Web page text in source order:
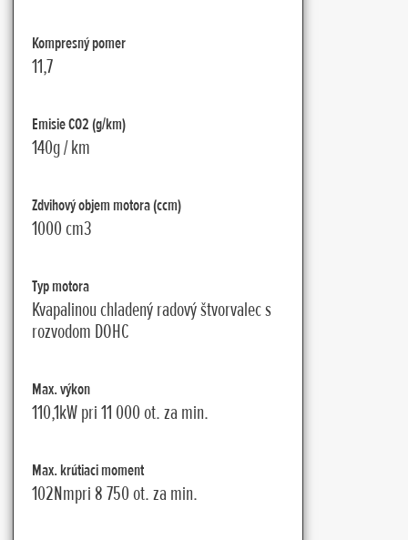
Kompresný pomer
11,7
Emisie CO2 (g/km)
140g / km
Zdvihový objem motora (ccm)
1000 cm3
Typ motora
Kvapalinou chladený radový štvorvalec s
rozvodom DOHC
Max. výkon
110,1kW pri 11 000 ot. za min.
Max. krútiaci moment
102Nmpri 8 750 ot. za min.